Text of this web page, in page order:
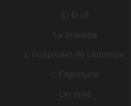
El Brull
La Granada
L´Hospitalet de Llobregat
L´Espunyola
Cervelló